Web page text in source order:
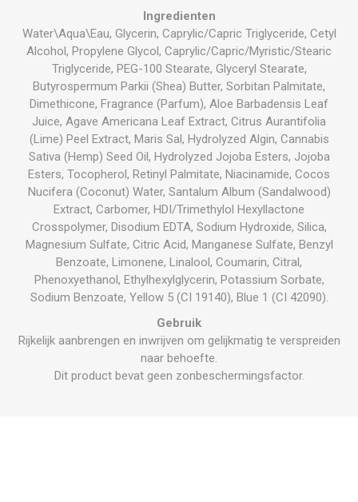
Ingredienten
Water\Aqua\Eau, Glycerin, Caprylic/Capric Triglyceride, Cetyl
Alcohol, Propylene Glycol, Caprylic/Capric/Myristic/Stearic
Triglyceride, PEG-100 Stearate, Glyceryl Stearate,
Butyrospermum Parkii (Shea) Butter, Sorbitan Palmitate,
Dimethicone, Fragrance (Parfum), Aloe Barbadensis Leaf
Juice, Agave Americana Leaf Extract, Citrus Aurantifolia
(Lime) Peel Extract, Maris Sal, Hydrolyzed Algin, Cannabis
Sativa (Hemp) Seed Oil, Hydrolyzed Jojoba Esters, Jojoba
Esters, Tocopherol, Retinyl Palmitate, Niacinamide, Cocos
Nucifera (Coconut) Water, Santalum Album (Sandalwood)
Extract, Carbomer, HDI/Trimethylol Hexyllactone
Crosspolymer, Disodium EDTA, Sodium Hydroxide, Silica,
Magnesium Sulfate, Citric Acid, Manganese Sulfate, Benzyl
Benzoate, Limonene, Linalool, Coumarin, Citral,
Phenoxyethanol, Ethylhexylglycerin, Potassium Sorbate,
Sodium Benzoate, Yellow 5 (CI 19140), Blue 1 (CI 42090).
Gebruik
Rijkelijk aanbrengen en inwrijven om gelijkmatig te verspreiden
naar behoefte.
Dit product bevat geen zonbeschermingsfactor.